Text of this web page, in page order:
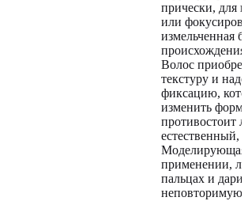
прически, для
или
измельченная
Волос
текстуру и
фиксацию,
изменить
противостоит
естественный,
Моделирующая
применении,
пальцах и
неповторимую